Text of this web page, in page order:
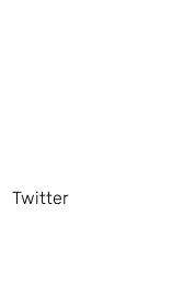
Twitter